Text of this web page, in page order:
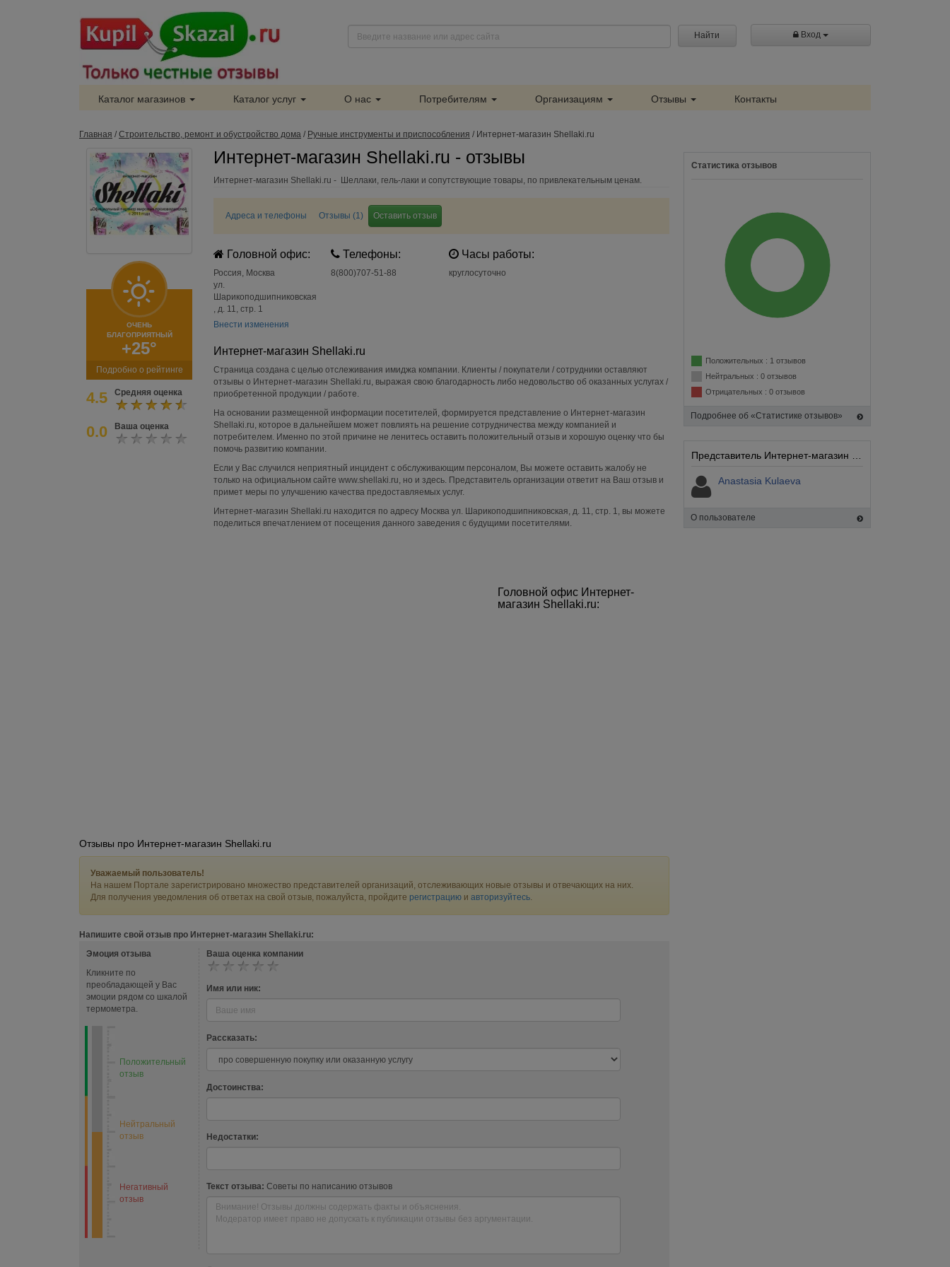
Найти Вход
Каталог магазинов Каталог услуг О нас Потребителям Организациям Отзывы Контакты
Главная / Строительство, ремонт и обустройство дома / Ручные инструменты и приспособления / Интернет-магазин Shellaki.ru
ОЧЕНЬ
БЛАГОПРИЯТНЫЙ
+25°
Подробно о рейтинге
4.5 Средняя оценка
0.0 Ваша оценка
Интернет-магазин Shellaki.ru - отзывы
Интернет-магазин Shellaki.ru - Шеллаки, гель-лаки и сопутствующие товары, по привлекательным ценам.
Адреса и телефоны Отзывы (1) Оставить отзыв
Головной офис:
Россия, Москва
ул.
Шарикоподшипниковская
, д. 11, стр. 1
Внести изменения
Телефоны:
8(800)707-51-88
Часы работы:
круглосуточно
Интернет-магазин Shellaki.ru
Страница создана с целью отслеживания имиджа компании. Клиенты / покупатели / сотрудники оставляют
отзывы о Интернет-магазин Shellaki.ru, выражая свою благодарность либо недовольство об оказанных услугах /
приобретенной продукции / работе.
На основании размещенной информации посетителей, формируется представление о Интернет-магазин
Shellaki.ru, которое в дальнейшем может повлиять на решение сотрудничества между компанией и
потребителем. Именно по этой причине не ленитесь оставить положительный отзыв и хорошую оценку что бы
помочь развитию компании.
Если у Вас случился неприятный инцидент с обслуживающим персоналом, Вы можете оставить жалобу не
только на официальном сайте www.shellaki.ru, но и здесь. Представитель организации ответит на Ваш отзыв и
примет меры по улучшению качества предоставляемых услуг.
Интернет-магазин Shellaki.ru находится по адресу Москва ул. Шарикоподшипниковская, д. 11, стр. 1, вы можете
поделиться впечатлением от посещения данного заведения с будущими посетителями.
Статистика отзывов
Положительных : 1 отзывов
Нейтральных : 0 отзывов
Отрицательных : 0 отзывов
Подробнее об «Статистике отзывов»
Anastasia Kulaeva
О пользователе
Головной офис Интернет-
магазин Shellaki.ru:
Отзывы про Интернет-магазин Shellaki.ru
Уважаемый пользователь!
На нашем Портале зарегистрировано множество представителей организаций, отслеживающих новые отзывы и отвечающих на них.
Для получения уведомления об ответах на свой отзыв, пожалуйста, пройдите регистрацию и авторизуйтесь.
Напишите свой отзыв про Интернет-магазин Shellaki.ru:
Эмоция отзыва
Кликните по
преобладающей у Вас
эмоции рядом со шкалой
термометра.
Положительный
отзыв
Нейтральный
отзыв
Негативный
отзыв
Ваша оценка компании
Имя или ник:
Рассказать:
Достоинства:
Недостатки:
Текст отзыва: Советы по написанию отзывов